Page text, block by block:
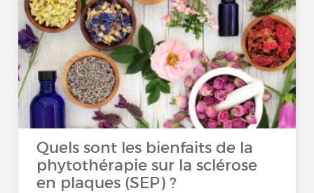
Quels sont les bienfaits de la
phytothérapie sur la sclérose
en plaques (SEP) ?